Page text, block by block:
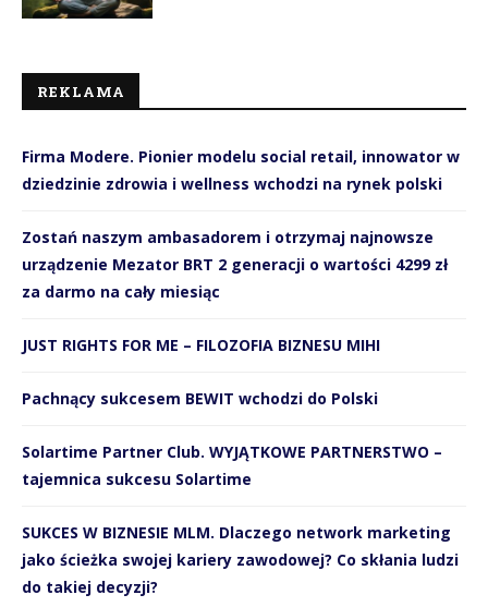
REKLAMA
Firma Modere. Pionier modelu social retail, innowator w
dziedzinie zdrowia i wellness wchodzi na rynek polski
Zostań naszym ambasadorem i otrzymaj najnowsze
urządzenie Mezator BRT 2 generacji o wartości 4299 zł
za darmo na cały miesiąc
JUST RIGHTS FOR ME – FILOZOFIA BIZNESU MIHI
Pachnący sukcesem BEWIT wchodzi do Polski
Solartime Partner Club. WYJĄTKOWE PARTNERSTWO –
tajemnica sukcesu Solartime
SUKCES W BIZNESIE MLM. Dlaczego network marketing
jako ścieżka swojej kariery zawodowej? Co skłania ludzi
do takiej decyzji?